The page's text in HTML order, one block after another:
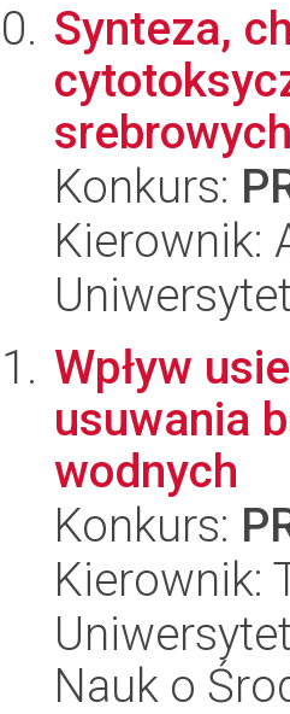
Synteza,
Konkurs:
Kierownik:
Wpływ
usuwania
wodnych
Konkurs:
Kierownik:
Nauk o